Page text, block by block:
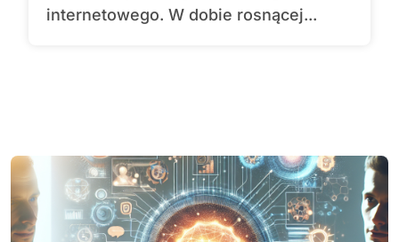
internetowego. W dobie rosnącej...